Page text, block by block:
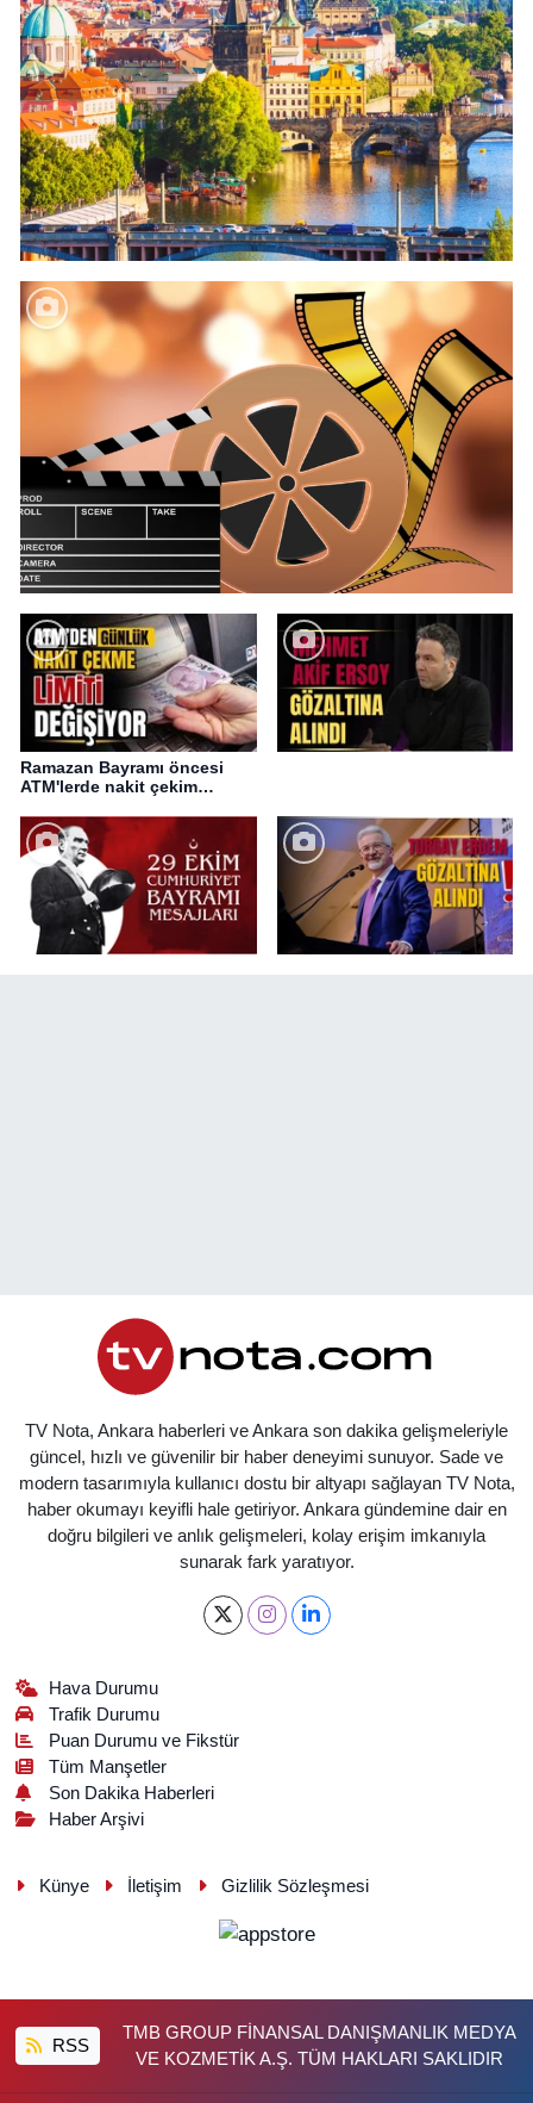
Ramazan Bayramı öncesi
ATM'lerde nakit çekim
TV Nota, Ankara haberleri ve Ankara son dakika gelişmeleriyle
güncel, hızlı ve güvenilir bir haber deneyimi sunuyor. Sade ve
modern tasarımıyla kullanıcı dostu bir altyapı sağlayan TV Nota,
haber okumayı keyifli hale getiriyor. Ankara gündemine dair en
doğru bilgileri ve anlık gelişmeleri, kolay erişim imkanıyla
sunarak fark yaratıyor.
Hava Durumu
Trafik Durumu
Puan Durumu ve Fikstür
Tüm Manşetler
Son Dakika Haberleri
Haber Arşivi
Künye İletişim Gizlilik Sözleşmesi
RSS
TMB GROUP FİNANSAL DANIŞMANLIK MEDYA
VE KOZMETİK A.Ş. TÜM HAKLARI SAKLIDIR